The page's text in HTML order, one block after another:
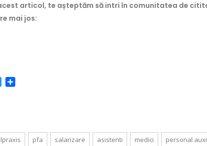
articol, te așteptăm să intri în comunitatea de
mai jos:
Twitter
pfa salarizare asistenti medici personal